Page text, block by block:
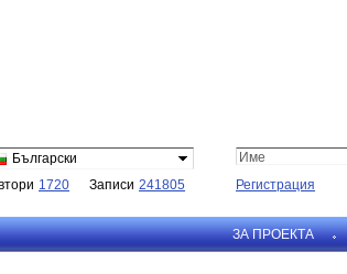
Български
1720 Записи 241805 Регистрация
ЗА ПРОЕКТА